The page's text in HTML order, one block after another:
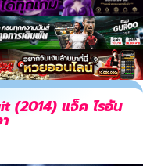
(2014) แจ็ค ไรอัน